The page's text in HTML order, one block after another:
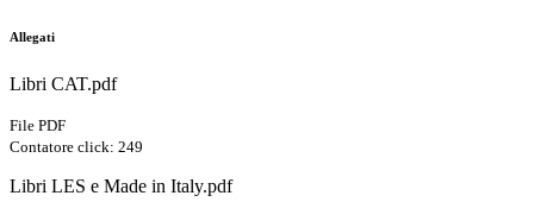
Allegati
Libri CAT.pdf
File PDF
Contatore click: 249
Libri LES e Made in Italy.pdf